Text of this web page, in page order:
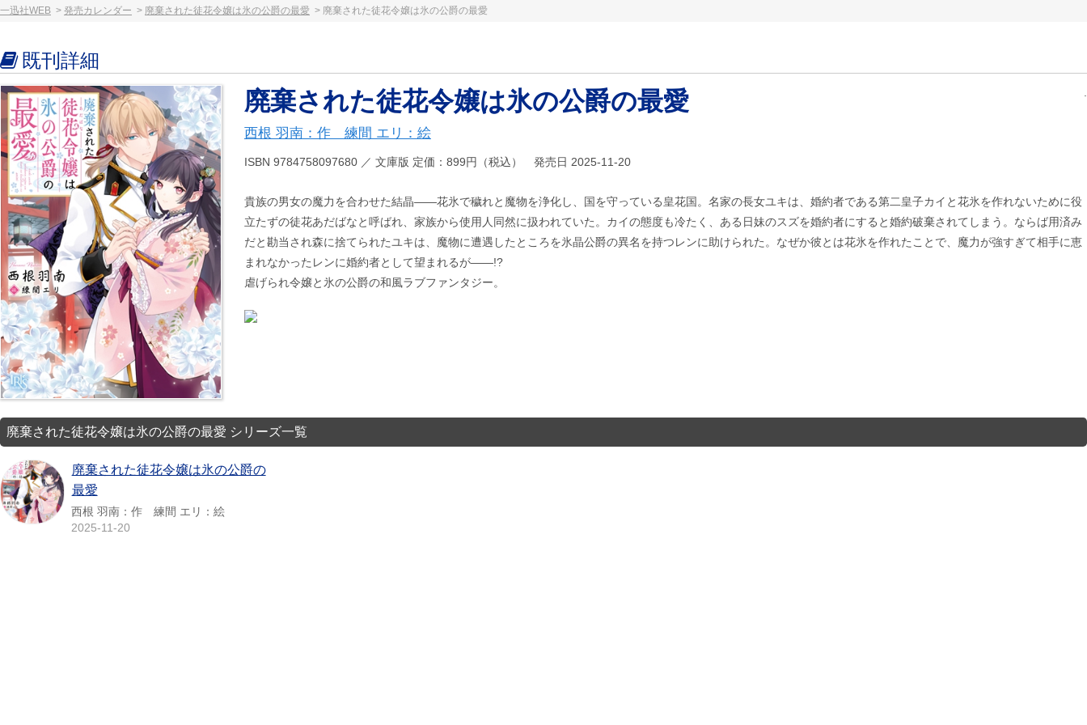
一迅社WEB 発売カレンダー 廃棄された徒花令嬢は氷の公爵の最愛 廃棄された徒花令嬢は氷の公爵の最愛
既刊詳細
廃棄された徒花令嬢は氷の公爵の最愛
西根 羽南：作 練間 エリ：絵
ISBN 9784758097680 ／ 文庫版 定価：899円（税込） 発売日 2025-11-20
貴族の男女の魔力を合わせた結晶――花氷で穢れと魔物を浄化し、国を守っている皇花国。名家の長女ユキは、婚約者である第二皇子カイと花氷を作れないために役
立たずの徒花あだばなと呼ばれ、家族から使用人同然に扱われていた。カイの態度も冷たく、ある日妹のスズを婚約者にすると婚約破棄されてしまう。ならば用済み
だと勘当され森に捨てられたユキは、魔物に遭遇したところを氷晶公爵の異名を持つレンに助けられた。なぜか彼とは花氷を作れたことで、魔力が強すぎて相手に恵
まれなかったレンに婚約者として望まれるが――!?
虐げられ令嬢と氷の公爵の和風ラブファンタジー。
廃棄された徒花令嬢は氷の公爵の最愛 シリーズ一覧
廃棄された徒花令嬢は氷の公爵の
最愛
西根 羽南：作 練間 エリ：絵
2025-11-20